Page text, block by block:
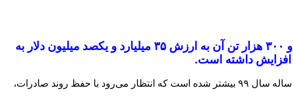
تهران- ایرنا- سرپرست گمرک جمهوری اسلامی ایران گفت: از کل تجارت انجام شده در ۹ ماه امسال، ۹۲ میلیون و ۳۰۰ هزار تن آن به ارزش ۳۵ میلیارد و یکصد میلیون دلار به
به گزارش روز سه‌شنبه ایرنا از گمرک جمهوری اسلامی ایران، «علیرضا مقدسی» در این باره اظهار داشت: این رقم از کل صادرات یک ساله سال ۹۹ بیشتر شده است که انتظار می‌رود با حفظ روند صادرات،